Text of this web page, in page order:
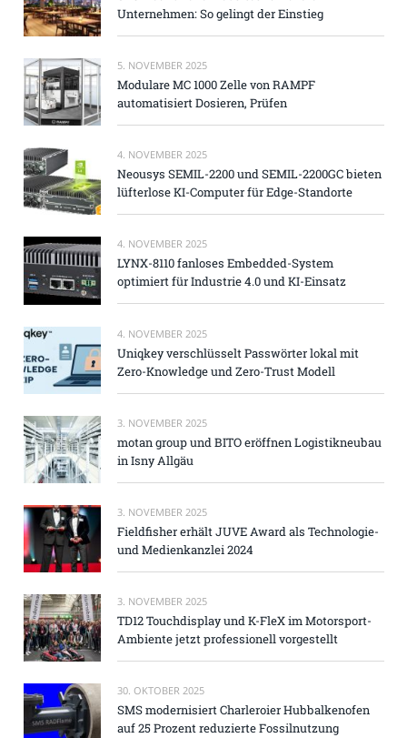
Unternehmen: So gelingt der Einstieg
5. NOVEMBER 2025
Modulare MC 1000 Zelle von RAMPF
automatisiert Dosieren, Prüfen
4. NOVEMBER 2025
Neousys SEMIL-2200 und SEMIL-2200GC bieten
lüfterlose KI-Computer für Edge-Standorte
4. NOVEMBER 2025
LYNX-8110 fanloses Embedded-System
optimiert für Industrie 4.0 und KI-Einsatz
4. NOVEMBER 2025
Uniqkey verschlüsselt Passwörter lokal mit
Zero-Knowledge und Zero-Trust Modell
3. NOVEMBER 2025
motan group und BITO eröffnen Logistikneubau
in Isny Allgäu
3. NOVEMBER 2025
Fieldfisher erhält JUVE Award als Technologie-
und Medienkanzlei 2024
3. NOVEMBER 2025
TD12 Touchdisplay und K-FleX im Motorsport-
Ambiente jetzt professionell vorgestellt
30. OKTOBER 2025
SMS modernisiert Charleroier Hubbalkenofen
auf 25 Prozent reduzierte Fossilnutzung